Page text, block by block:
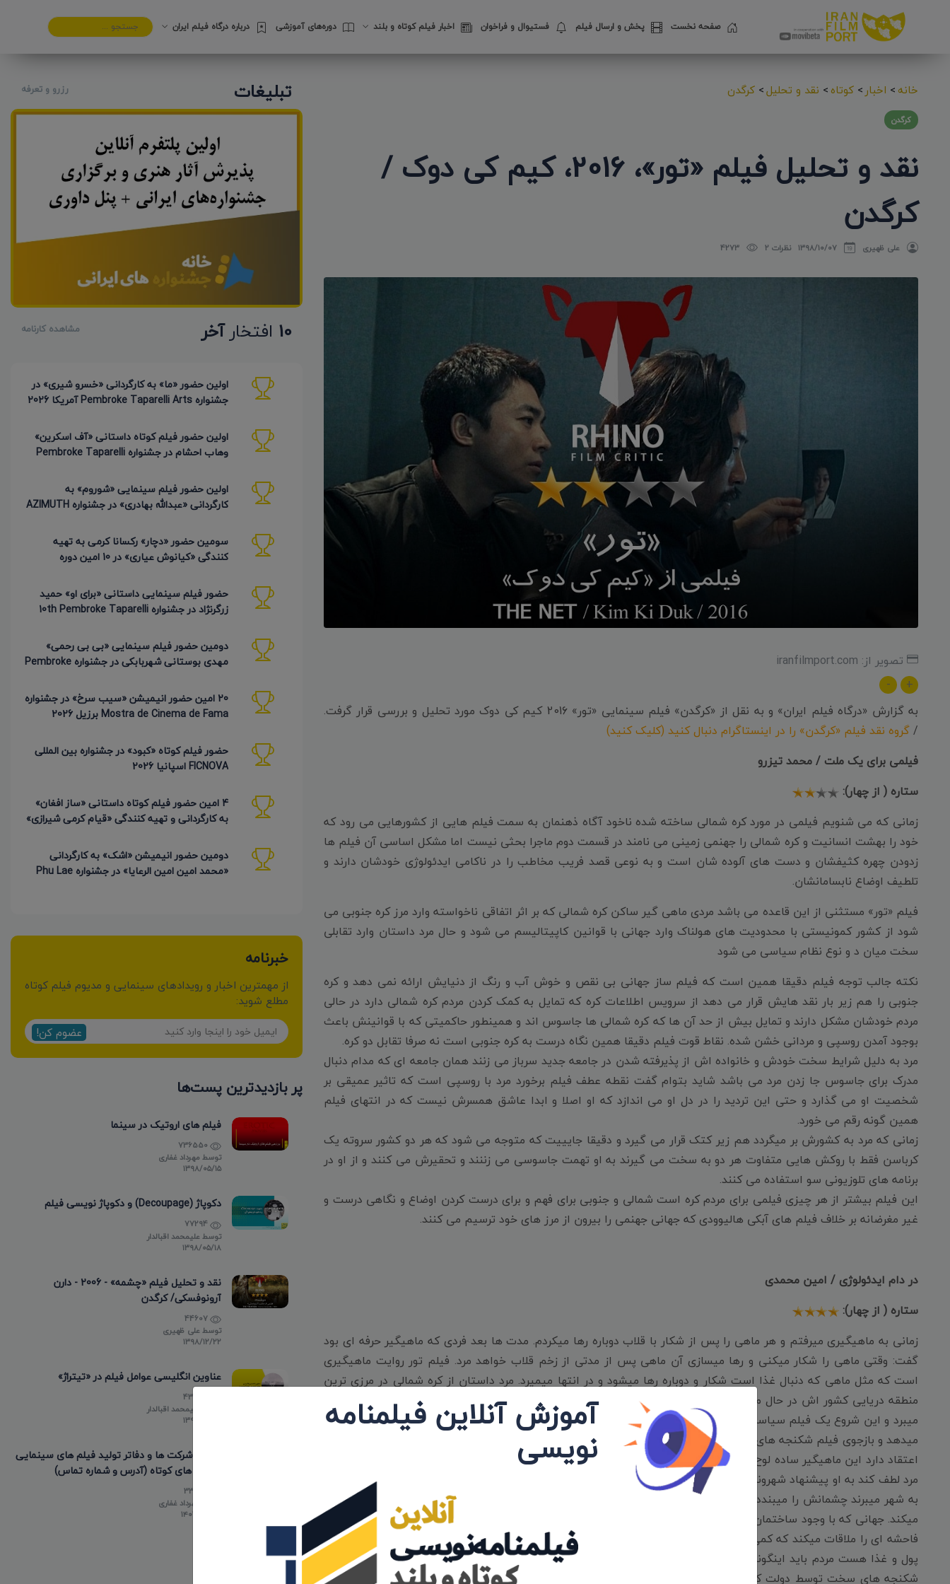
صفحه نخست پخش و ارسال فیلم فستیوال‌ و فراخوان اخبار فیلم کوتاه و بلند دوره‌های آموزشی درباره درگاه فیلم ایران
خانه> اخبار > کوتاه> نقد و تحلیل> کرگدن
کرگدن
نقد و تحلیل فیلم «تور»، 2016، کیم کی دوک /
کرگدن
علی ظهیری ۱۳۹۸/۱۰/۰۷ نظرات 2 4273
تصویر از: iranfilmport.com
+
-
به گزارش «درگاه فیلم ایران» و به نقل از «کرگدن» فیلم سینمایی «تور» 2016 کیم کی دوک مورد تحلیل و بررسی قرار گرفت.
/گروه نقد فیلم «کرگدن» را در اینستاگرام دنبال کنید (کلیک کنید)
فیلمی برای یک ملت / محمد تیزرو
ستاره ( از چهار):
زمانی که می شنویم فیلمی در مورد کره شمالی ساخته شده ناخود آگاه ذهنمان به سمت فیلم هایی از کشورهایی می رود که
خود را بهشت انسانیت و کره شمالی را جهنمی زمینی می نامند در قسمت دوم ماجرا بحثی نیست اما مشکل اساسی آن فیلم ها
زدودن چهره کثیفشان و دست های آلوده شان است و به نوعی قصد فریب مخاطب را در ناکامی ایدئولوژی خودشان دارند و
تلطیف اوضاع نابسامانشان.
فیلم «تور» مستثنی از این قاعده می باشد مردی ماهی گیر ساکن کره شمالی که بر اثر اتفاقی ناخواسته وارد مرز کره جنوبی می
شود از کشور کمونیستی با محدودیت های هولناک وارد جهانی با قوانین کاپیتالیسم می شود و حال مرد داستان وارد تقابلی
سخت میان د و نوع نظام سیاسی می شود
نکته جالب توجه فیلم دقیقا همین است که فیلم ساز جهانی بی نقص و خوش آب و رنگ از دنیایش ارائه نمی دهد و کره
جنوبی را هم زیر بار نقد هایش قرار می دهد از سرویس اطلاعات کره که تمایل به کمک کردن مردم کره شمالی دارد در حالی
مردم خودشان مشکل دارند و تمایل بیش از حد آن ها که کره شمالی ها جاسوس اند و همینطور حاکمیتی که با قوانینش باعث
بوجود آمدن روسپی و مردانی خشن شده. نقاط قوت فیلم دقیقا همین نگاه درست به کره جنوبی است نه صرفا تقابل دو کره.
مرد به دلیل شرایط سخت خودش و خانواده اش از پذیرفته شدن در جامعه جدید سرباز می زنند همان جامعه ای که مدام دنبال
مدرک برای جاسوس جا زدن مرد می باشد شاید بتوام گفت نقطه عطف فیلم برخورد مرد با روسپی است که تاثیر عمیقی بر
شخصیت او می گذارد و حتی این تردید را در دل او می اندازد که او اصلا و ابدا عاشق همسرش نیست که در انتهای فیلم
همین گونه رقم می خورد.
زمانی که مرد به کشورش بر میگردد هم زیر کتک قرار می گیرد و دقیقا جایییت که متوجه می شود که هر دو کشور سروته یک
کرباسن فقط با روکش هایی متفاوت هر دو به سخت می گیرند به او تهمت جاسوسی می زننند و تحقیرش می کنند و از او در
برنامه های تلوزیونی سو استفاده می کنند.
این فیلم بیشتر از هر چیزی فیلمی برای مردم کره است شمالی و جنوبی برای فهم و برای درست کردن اوضاع و نگاهی درست و
غیر مغرضانه بر خلاف فیلم های آبکی هالیوودی که جهانی جهنمی را بیرون از مرز های خود ترسیم می کنند.
در دام ایدئولوژی / امین محمدی
ستاره ( از چهار):
زمانی به ماهیگیری میرفتم و هر ماهی را پس از شکار با قلاب دوباره رها میکردم. مدت ها بعد فردی که ماهیگیر حرفه ای بود
گفت: وقتی ماهی را شکار میکنی و رها میسازی آن ماهی پس از مدتی از زخم قلاب خواهد مرد. فیلم تور روایت ماهیگیری
است که مثل ماهی که دنبال غذا است شکار و دوباره رها میشود و در انتها میمیرد. مرد داستان از کره شمالی در مرزی ترین
منطقه دریایی کشور اش در حال ماهیگیری است. اما با بدشانسی تور در موتور قایقش گیر میکند و او را از مرز به کره جنوبی
میبرد و این شروع یک فیلم سیاسی بدون سیاه نمایی یا شعار است. کره جنوبی مرد قصه را دستگیر کرده و تحت بازجویی قرار
میدهد و بازجوی فیلم شکنجه های سختی علیه او اعمال میکند. در این میان پلیسی که مراقب او است جوانی مهربان است که
اعتقاد دارد این ماهیگیر ساده لوح جاسوس نیست و در همه جای فیلم از او دفاع میکند. دولت کره جنوبی که میخواهد در حق
مرد لطف کند به او پیشنهاد شهروندی میدهد اما مرد ماهیگیر چیزی جز برگشت به کشور و خانواده اش نمیخواهد. و وقتی او را
به شهر میبرند چشمانش را میبندد تا چیزی نبیند اما به ناچار وقتی زمین میخورد چشمانش باز میشود و جهانی جدید را رویت
میکند. جهانی که با وجود ساختمان و آسمان خراش های بزرگ و فروانی غذا و در اصطلاح نعمت، پر از فقر است. زمانی که او زن
فاحشه ای را ملاقات میکند که کمی دلبسته او میشود با سادگی سوال بزرگی را از پلیس جوان میپرسد، که چرا وقتی این همه
پول و غذا هست مردم باید اینگونه زندگی کنند؟ وقتی که او هیچ جوره راضی به زندگی در کره جنوبی نمیشود، پس از تحمل
شکنجه های سخت توسط دولت کره جنوبی به کشور خود بازمیگردد. در ساحل برای او مراسم کوچکی میگیرند و حال در کشور
تبلیغات رزرو و تعرفه
10 افتخارآخر مشاهده کارنامه
اولین حضور «ما» به کارگردانی «خسرو شیری» در
جشنواره Pembroke Taparelli Arts آمریکا 2026
اولین حضور فیلم کوتاه داستانی «آف اسکرین»
وهاب احشام در جشنواره Pembroke Taparelli
اولین حضور فیلم سینمایی «شوروم» به
کارگردانی «عبدالله بهادری» در جشنواره AZIMUTH
سومین حضور «دچار» رکسانا کرمی به تهیه
کنندگی «کیانوش عیاری» در 10 امین دوره
حضور فیلم سینمایی داستانی «برای او» حمید
زرگرنژاد در جشنواره 10th Pembroke Taparelli
دومین حضور فیلم سینمایی «بی بی رحمی»
مهدی بوستانی شهربابکی در جشنواره Pembroke
20 امین حضور انیمیشن «سیب سرخ» در جشنواره
Mostra de Cinema de Fama برزیل 2026
حضور فیلم کوتاه «کبود» در جشنواره بین المللی
FICNOVA اسپانیا 2026
4 امین حضور فیلم کوتاه داستانی «ساز افغان»
به کارگردانی و تهیه کنندگی «قیام کرمی شیرازی»
دومین حضور انیمیشن «اشک» به کارگردانی
«محمد امین امین الرعایا» در جشنواره Phu Lae
خبرنامه
از مهمترین اخبار و رویدادهای سینمایی و مدیوم فیلم کوتاه
مطلع شوید:
عضوم کن!
پر بازدیدترین پست‌ها
فیلم های اروتیک در سینما
توسط مهرداد غفاری
۱۳۹۸/۰۵/۱۵
دکوپاژ (Decoupage) و دکوپاژ نویسی فیلم
توسطعلیمحمد اقبالدار
۱۳۹۸/۰۵/۱۸
نقد و تحلیل فیلم «چشمه» - 2006 - دارن
آرونوفسکی/ کرگدن
توسطعلی ظهیری
۱۳۹۸/۱۲/۲۲
عناوین انگلیسی عوامل فیلم در «تیتراژ»
علیمحمد اقبالدار
۱۳۹۸/۰۵/۱۰
لیست شرکت ها و دفاتر تولید فیلم های سینمایی
و فیلم های کوتاه (آدرس و شماره تماس)
مهرداد غفاری
۱۴۰۳/۰۲/۲۰
آموزش آنلاین فیلمنامه
نویسی